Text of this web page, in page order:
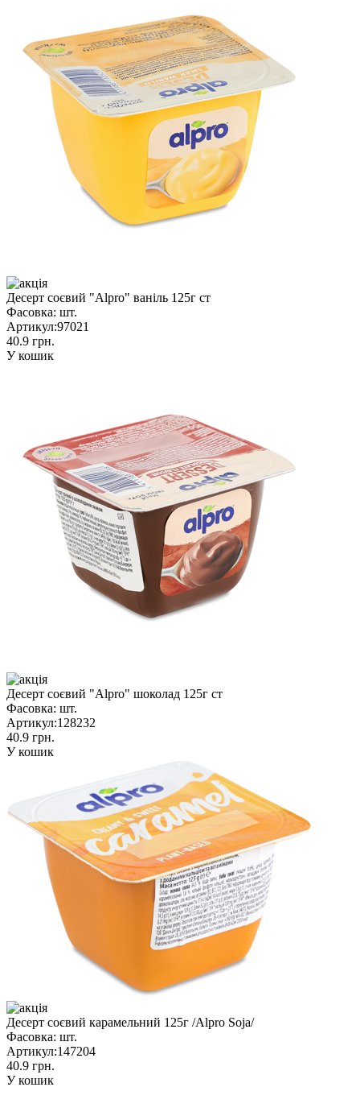
Десерт соєвий "Alpro" ваніль 125г ст
Фасовка: шт.
Артикул:97021
40.9 грн.
У кошик
Десерт соєвий "Alpro" шоколад 125г ст
Фасовка: шт.
Артикул:128232
40.9 грн.
У кошик
Десерт соєвий карамельний 125г /Alpro Soja/
Фасовка: шт.
Артикул:147204
40.9 грн.
У кошик